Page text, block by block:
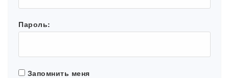
Пароль:
Запомнить меня